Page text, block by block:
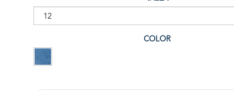
COLOR